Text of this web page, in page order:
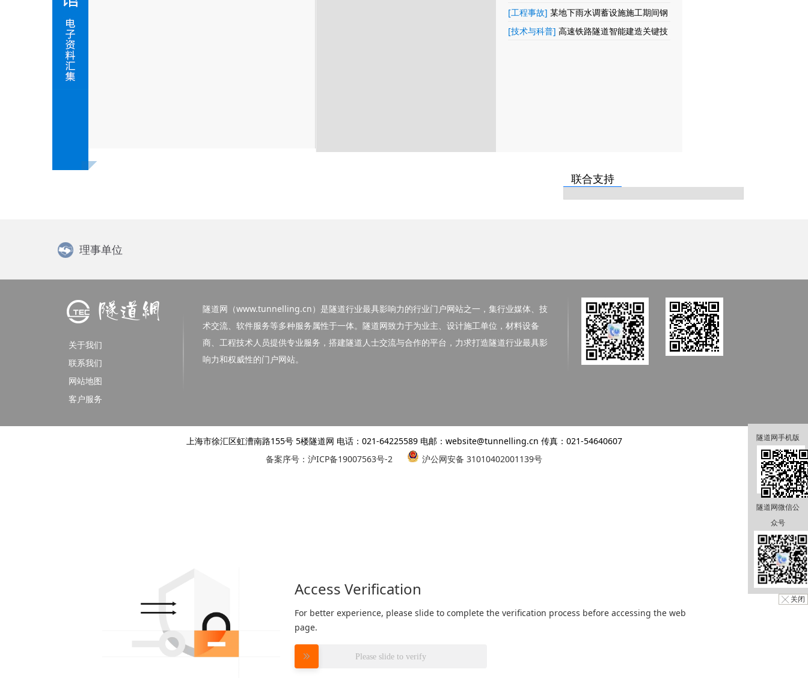
挖隧道为例
用
[工程事故] 某地下雨水调蓄设施施工期间钢
套筒“破路”上浮13m
[技术与科普] 高速铁路隧道智能建造关键技
联合支持
理事单位
关于我们
联系我们
网站地图
客户服务
隧道网（www.tunnelling.cn） 是隧道行业最具影响力的行业门户网站之一，集行业媒体、技
术交流、软件服务等多种服务属性于一体。隧道网致力于为业主、设计施工单位，材料设备
商、工程技术人员提供专业服务，搭建隧道人士交流与合作的平台，力求打造隧道行业最具影
响力和权威性的门户网站。
上海市徐汇区虹漕南路155号 5楼隧道网 电话：021-64225589 电邮：website@tunnelling.cn 传真：021-54640607
备案序号：沪ICP备19007563号-2
沪公网安备 31010402001139号
隧道网手机版
隧道网微信公
众号
╳ 关闭
Access Verification
For better experience, please slide to complete the verification process before accessing the web
page.
Please slide to verify